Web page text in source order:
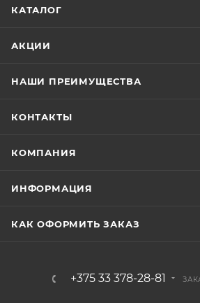
КАТАЛОГ
АКЦИИ
НАШИ ПРЕИМУЩЕСТВА
КОНТАКТЫ
КОМПАНИЯ
ИНФОРМАЦИЯ
КАК ОФОРМИТЬ ЗАКАЗ
+375 33 378-28-81